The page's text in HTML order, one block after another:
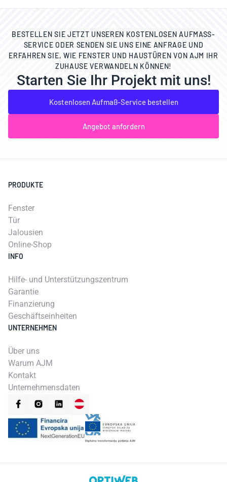
BESTELLEN SIE JETZT UNSEREN KOSTENLOSEN AUFMASS-S
ERVICE ODER SENDEN SIE UNS EINE ANFRAGE UND E
RFAHREN SIE, WIE FENSTER UND HAUSTÜREN VON AJM IHR Z
UHAUSE VERWANDELN KÖNNEN!
Starten Sie Ihr Projekt mit uns!
Kostenlosen Aufmaß-Service bestellen
Angebot anfordern
PRODUKTE
Fenster
Tür
Jalousien
Online-Shop
INFO
Hilfe- und Unterstützungszentrum
Garantie
Finanzierung
Geschäftseinheiten
UNTERNEHMEN
Über uns
Warum AJM
Kontakt
Unternehmensdaten